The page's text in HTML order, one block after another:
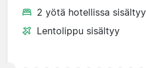
2 yötä hotellissa sisältyy
Lentolippu sisältyy